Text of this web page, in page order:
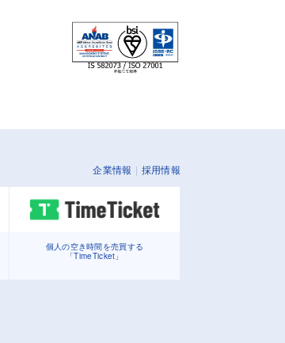
企業情報 採用情報
個人の空き時間を売買する
「TimeTicket」